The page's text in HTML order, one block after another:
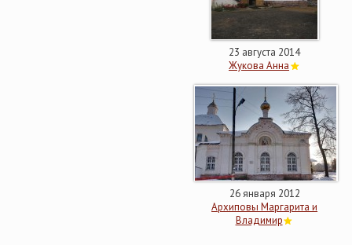
23 августа 2014
Жукова Анна
26 января 2012
Архиповы Маргарита и
Владимир